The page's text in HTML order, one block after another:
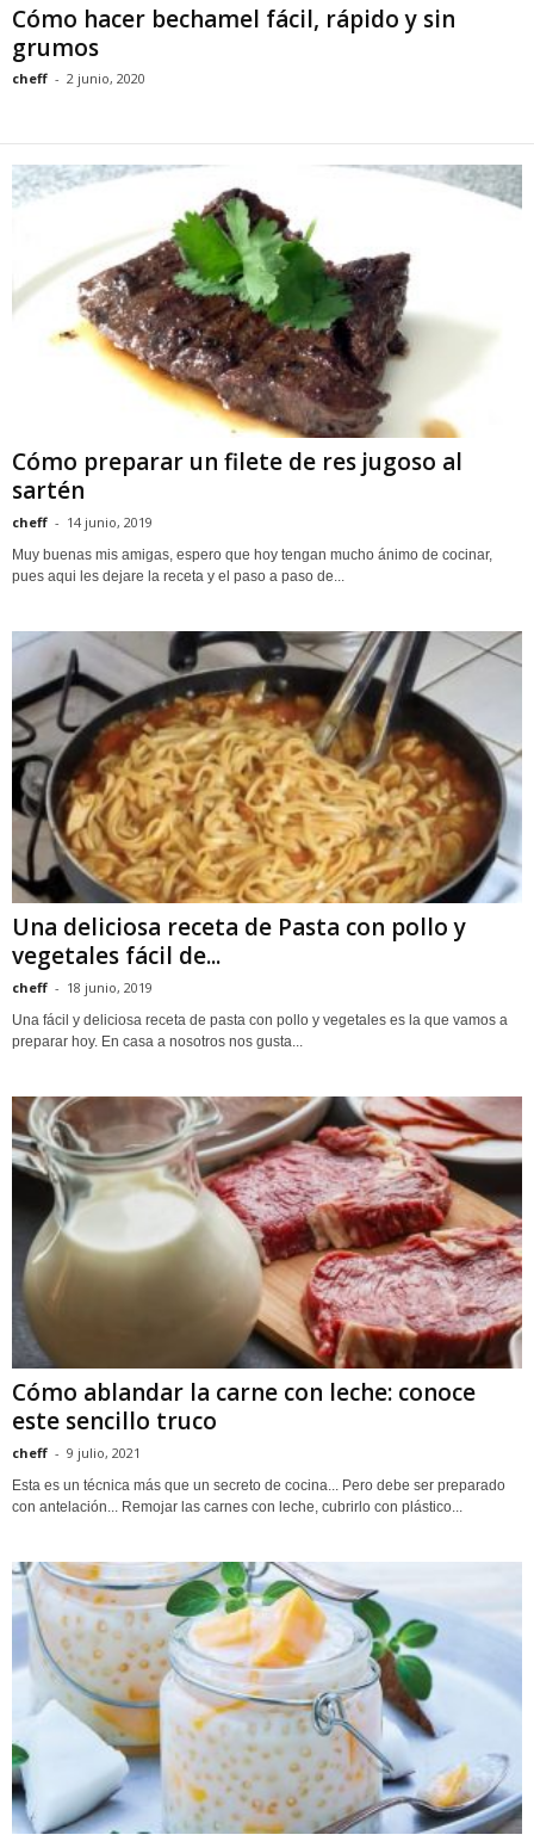
Cómo hacer bechamel fácil, rápido y sin
grumos
cheff - 2 junio, 2020
Cómo preparar un filete de res jugoso al
sartén
cheff - 14 junio, 2019
Muy buenas mis amigas, espero que hoy tengan mucho ánimo de cocinar,
pues aqui les dejare la receta y el paso a paso de...
Una deliciosa receta de Pasta con pollo y
vegetales fácil de...
cheff - 18 junio, 2019
Una fácil y deliciosa receta de pasta con pollo y vegetales es la que vamos a
preparar hoy. En casa a nosotros nos gusta...
Cómo ablandar la carne con leche: conoce
este sencillo truco
cheff - 9 julio, 2021
Esta es un técnica más que un secreto de cocina... Pero debe ser preparado
con antelación... Remojar las carnes con leche, cubrirlo con plástico...